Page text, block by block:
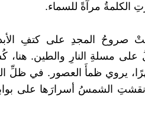
الكلمةُ مرآةً للسماء.
صروحُ المجدِ على كتفِ
على مسلةِ النارِ والطين. هنا،
يروي ظمأَ العصور. في ظلِّ
نقشتِ الشمسُ أسرارَها على